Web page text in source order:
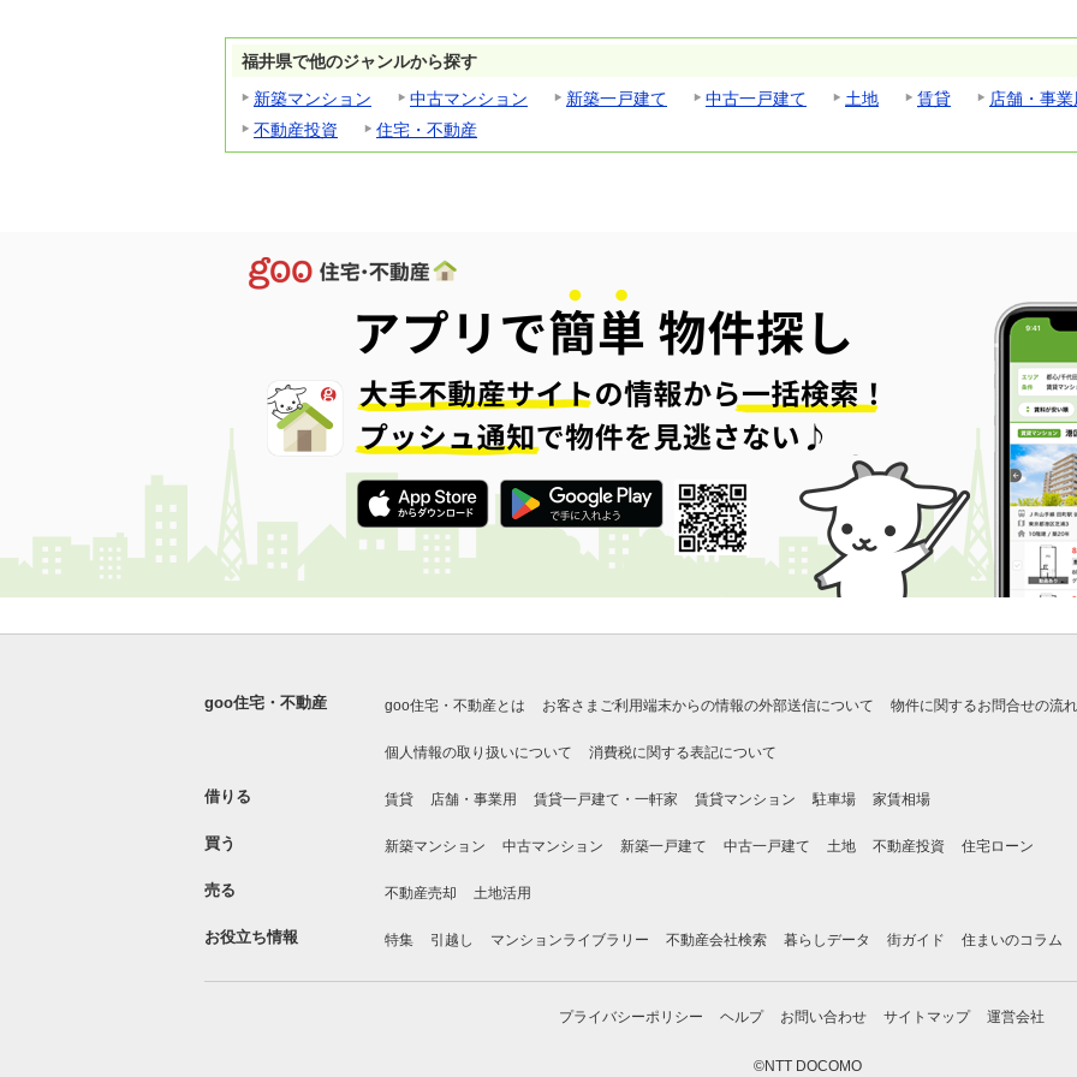
福井県で他のジャンルから探す
新築マンション
中古マンション 新築一戸建て 中古一戸建て 土地 賃貸
店舗・事業
不動産投資
住宅・不動産
goo住宅・不動産 goo住宅・不動産とは お客さまご利用端末からの情報の外部送信について 物件に関するお問合せの流れ
個人情報の取り扱いについて 消費税に関する表記について
借りる 賃貸 店舗・事業用 賃貸一戸建て・一軒家 賃貸マンション 駐車場 家賃相場
買う 新築マンション 中古マンション 新築一戸建て 中古一戸建て 土地 不動産投資 住宅ローン
売る 不動産売却 土地活用
お役立ち情報 特集 引越し マンションライブラリー 不動産会社検索 暮らしデータ 街ガイド 住まいのコラム
プライバシーポリシー ヘルプ お問い合わせ サイトマップ 運営会社
©NTT DOCOMO